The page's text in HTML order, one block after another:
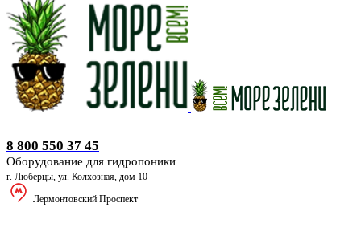
8 800 550 37 45
Оборудование для гидропоники
г. Люберцы, ул. Колхозная, дом 10
Лермонтовский Проспект